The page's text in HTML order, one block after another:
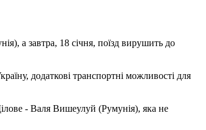
а завтра, 18 січня, поїзд вирушить до
додаткові транспортні можливості для
- Валя Вишеулуй (Румунія), яка не